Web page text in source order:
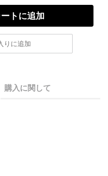
トに追加
りに追加
購入に関して